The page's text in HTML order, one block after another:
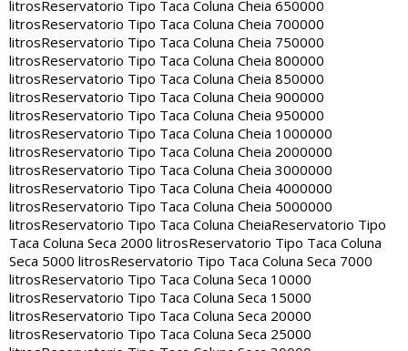
litrosReservatorio Tipo Taca Coluna Cheia 650000
litrosReservatorio Tipo Taca Coluna Cheia 700000
litrosReservatorio Tipo Taca Coluna Cheia 750000
litrosReservatorio Tipo Taca Coluna Cheia 800000
litrosReservatorio Tipo Taca Coluna Cheia 850000
litrosReservatorio Tipo Taca Coluna Cheia 900000
litrosReservatorio Tipo Taca Coluna Cheia 950000
litrosReservatorio Tipo Taca Coluna Cheia 1000000
litrosReservatorio Tipo Taca Coluna Cheia 2000000
litrosReservatorio Tipo Taca Coluna Cheia 3000000
litrosReservatorio Tipo Taca Coluna Cheia 4000000
litrosReservatorio Tipo Taca Coluna Cheia 5000000
litrosReservatorio Tipo Taca Coluna CheiaReservatorio Tipo
Taca Coluna Seca 2000 litrosReservatorio Tipo Taca Coluna
Seca 5000 litrosReservatorio Tipo Taca Coluna Seca 7000
litrosReservatorio Tipo Taca Coluna Seca 10000
litrosReservatorio Tipo Taca Coluna Seca 15000
litrosReservatorio Tipo Taca Coluna Seca 20000
litrosReservatorio Tipo Taca Coluna Seca 25000